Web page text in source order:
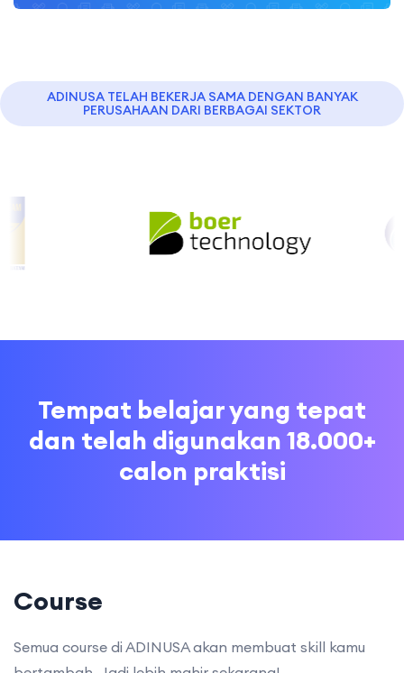
ADINUSA TELAH BEKERJA SAMA DENGAN BANYAK
PERUSAHAAN DARI BERBAGAI SEKTOR
Tempat belajar yang tepat
dan telah digunakan 18.000+
calon praktisi
Course
Semua course di ADINUSA akan membuat skill kamu